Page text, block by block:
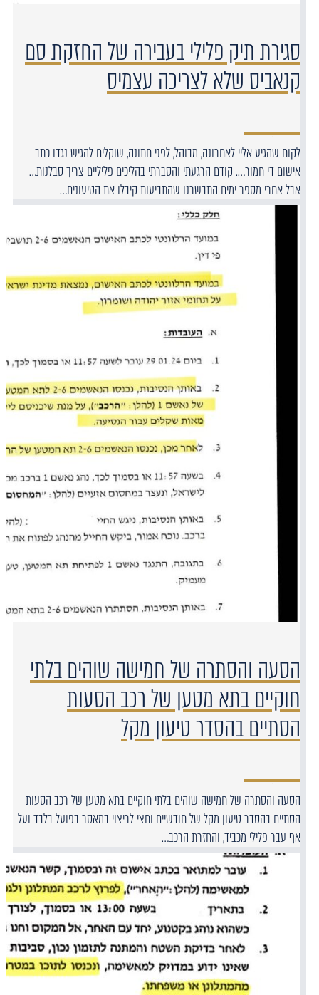
סגירת תיק פלילי בעבירה של החזקת סם
קנאביס שלא לצריכה עצמיס
לקוח שהגיע אליי לאחרונה, מבוהל, לפני חתונה, שוקלים להגיש נגדו כתב
אישום די חמור…. קודם הרגעתי והסברתי בהליכים פליליים צריך סבלנות…
אבל אחרי מספר ימים התבשרנו שהתביעות קיבלו את הטיעונים…
הסעה והסתרה של חמישה שוהים בלתי
חוקיים בתא מטען של רכב הסעות
הסתיים בהסדר טיעון מקל
הסעה והסתרה של חמישה שוהים בלתי חוקיים בתא מטען של רכב הסעות
הסתיים בהסדר טיעון מקל של חודשיים וחצי לריצוי במאסר בפועל בלבד ועל
אף עבר פלילי מכביד, והחזרת הרכב…